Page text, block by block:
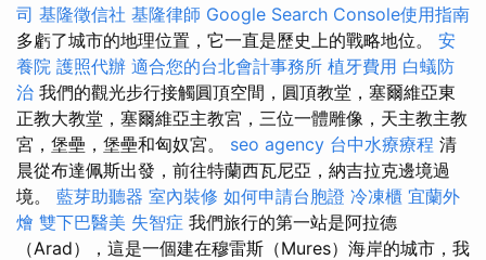
司 基隆徵信社 基隆律師 Google Search Console使用指南
多虧了城市的地理位置，它一直是歷史上的戰略地位。 安
養院 護照代辦 適合您的台北會計事務所 植牙費用 白蟻防
治 我們的觀光步行接觸圓頂空間，圓頂教堂，塞爾維亞東
正教大教堂，塞爾維亞主教宮，三位一體雕像，天主教主教
宮，堡壘，堡壘和匈奴宮。 seo agency 台中水療療程 清
晨從布達佩斯出發，前往特蘭西瓦尼亞，納吉拉克邊境過
境。 藍芽助聽器 室內裝修 如何申請台胞證 冷凍櫃 宜蘭外
燴 雙下巴醫美 失智症 我們旅行的第一站是阿拉德
（Arad），這是一個建在穆雷斯（Mures）海岸的城市，我